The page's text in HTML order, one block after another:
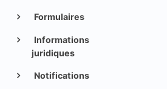
Formulaires
Informations
juridiques
Notifications